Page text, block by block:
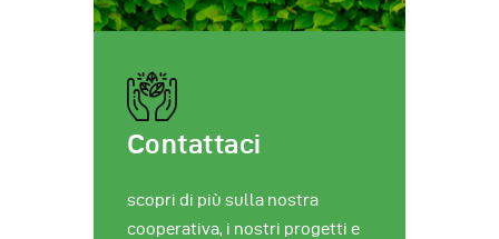
Contattaci
scopri di più sulla nostra
cooperativa, i nostri progetti e